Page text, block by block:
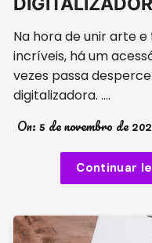
Na hora de unir arte
incríveis, há um
vezes passa
digitalizadora. ….
On:5 de novembro de
Continuar